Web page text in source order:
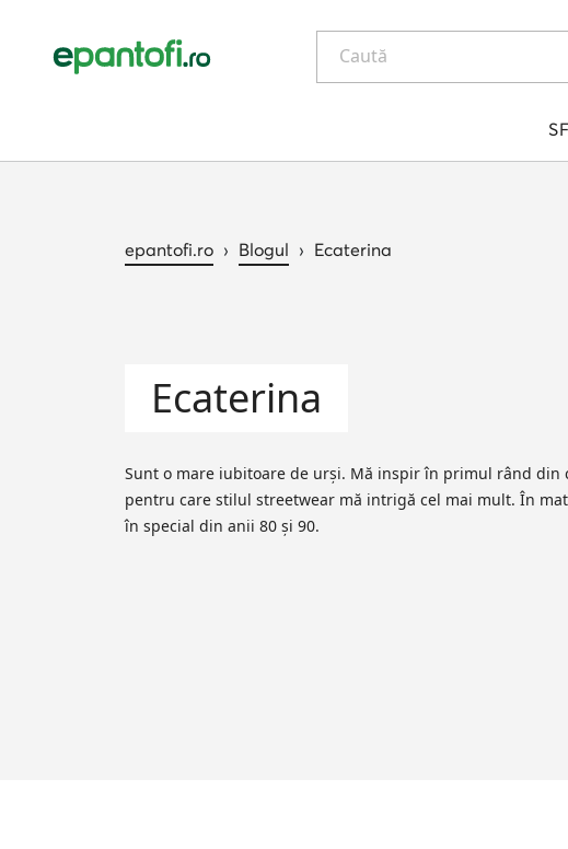
Caută
epantofi.ro › Blogul › Ecaterina
Ecaterina
Sunt o mare iubitoare de urși. Mă inspir în primul rând
pentru care stilul streetwear mă intrigă cel mai mult. În
în special din anii 80 și 90.